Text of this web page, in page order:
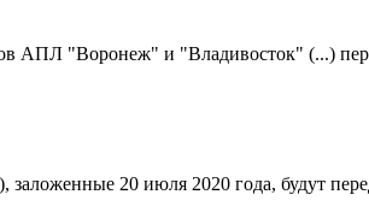
АПЛ "Воронеж" и "Владивосток" (...)
20 июля 2020 года, будут